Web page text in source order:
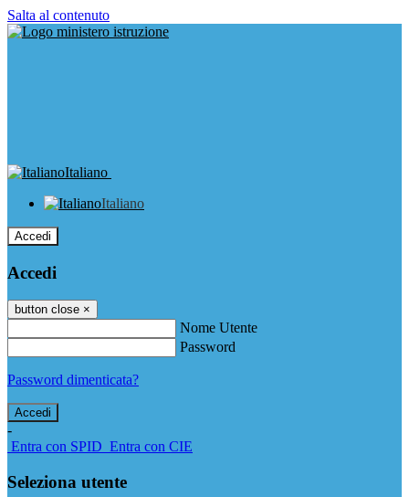
Salta al contenuto
Italiano
Italiano
Accedi
Accedi
button close ×
Nome Utente
Password
Password dimenticata?
-
Entra con SPID Entra con CIE
Seleziona utente